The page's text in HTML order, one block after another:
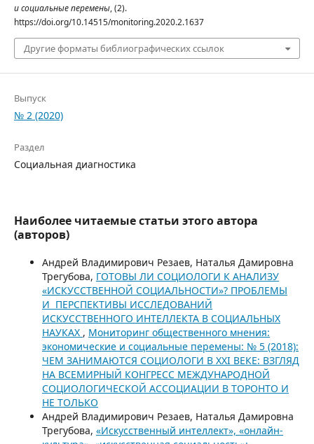
и социальные перемены, (2).
https://doi.org/10.14515/monitoring.2020.2.1637
Другие форматы библиографических ссылок
Выпуск
№ 2 (2020)
Раздел
Социальная диагностика
Наиболее читаемые статьи этого автора
(авторов)
Андрей Владимирович Резаев, Наталья Дамировна
Трегубова, ГОТОВЫ ЛИ СОЦИОЛОГИ К АНАЛИЗУ
«ИСКУССТВЕННОЙ СОЦИАЛЬНОСТИ»? ПРОБЛЕМЫ
И ПЕРСПЕКТИВЫ ИССЛЕДОВАНИЙ
ИСКУССТВЕННОГО ИНТЕЛЛЕКТА В СОЦИАЛЬНЫХ
НАУКАХ , Мониторинг общественного мнения:
экономические и социальные перемены: № 5 (2018):
ЧЕМ ЗАНИМАЮТСЯ СОЦИОЛОГИ В XXI ВЕКЕ: ВЗГЛЯД
НА ВСЕМИРНЫЙ КОНГРЕСС МЕЖДУНАРОДНОЙ
СОЦИОЛОГИЧЕСКОЙ АССОЦИАЦИИ В ТОРОНТО И
НЕ ТОЛЬКО
Андрей Владимирович Резаев, Наталья Дамировна
Трегубова, «Искусственный интеллект», «онлайн-